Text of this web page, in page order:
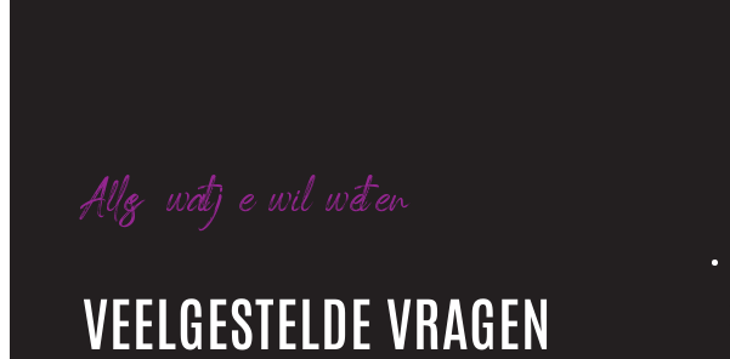
Alles wat je wil weten
VEELGESTELDE VRAGEN